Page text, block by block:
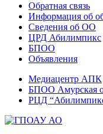
Обратная связь
Информация об
Сведения об ОО
ЦРД Абилимпикс
БПОО
Объявления
Медиацентр АПК
БПОО Амурская
РЦД